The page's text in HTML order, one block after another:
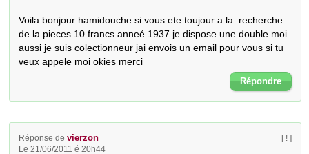
Voila bonjour hamidouche si vous ete toujour a la  recherche
de la pieces 10 francs anneé 1937 je dispose une double moi
aussi je suis colectionneur jai envois un email pour vous si tu
veux appele moi okies merci
Répondre
Réponse devierzon
Le 21/06/2011 é 20h44
[ ! ]